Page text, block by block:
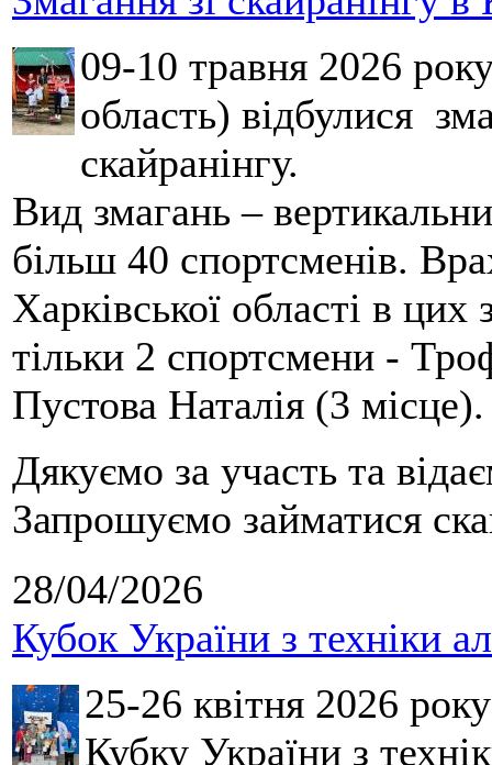
09-10 травня 2026
область) відбулися
скайранінгу.
Вид змагань –
більш 40 спортсменів.
Харківської області в
тільки 2 спортсмени -
Пустова Наталія (3 місце).
Дякуємо за участь та
Запрошуємо займатися
28/04/2026
Кубок України з техніки
25-26 квітня 2026
Кубку України з